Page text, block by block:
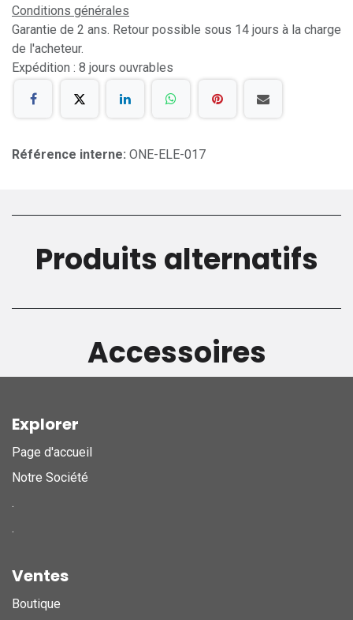
Conditions générales
Garantie de 2 ans. Retour possible sous 14 jours à la charge
de l'acheteur.
Expédition : 8 jours ouvrables
Référence interne: ONE-ELE-017
Produits alternatifs
Accessoires
Explorer
Page d'accueil
Notre Société
.
.
Ventes
Boutique